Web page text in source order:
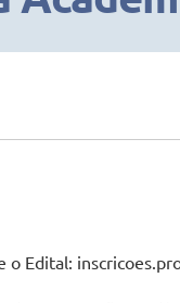
o Edital: